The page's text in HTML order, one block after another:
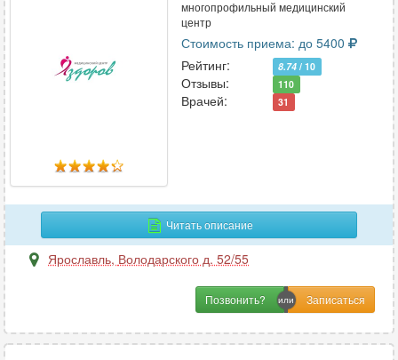
многопрофильный медицинский
центр
Стоимость приема: до 5400
Рейтинг:
8.74 / 10
Отзывы: 110
Врачей: 31
Читать описание
Ярославль, Володарского д. 52/55
Позвонить?